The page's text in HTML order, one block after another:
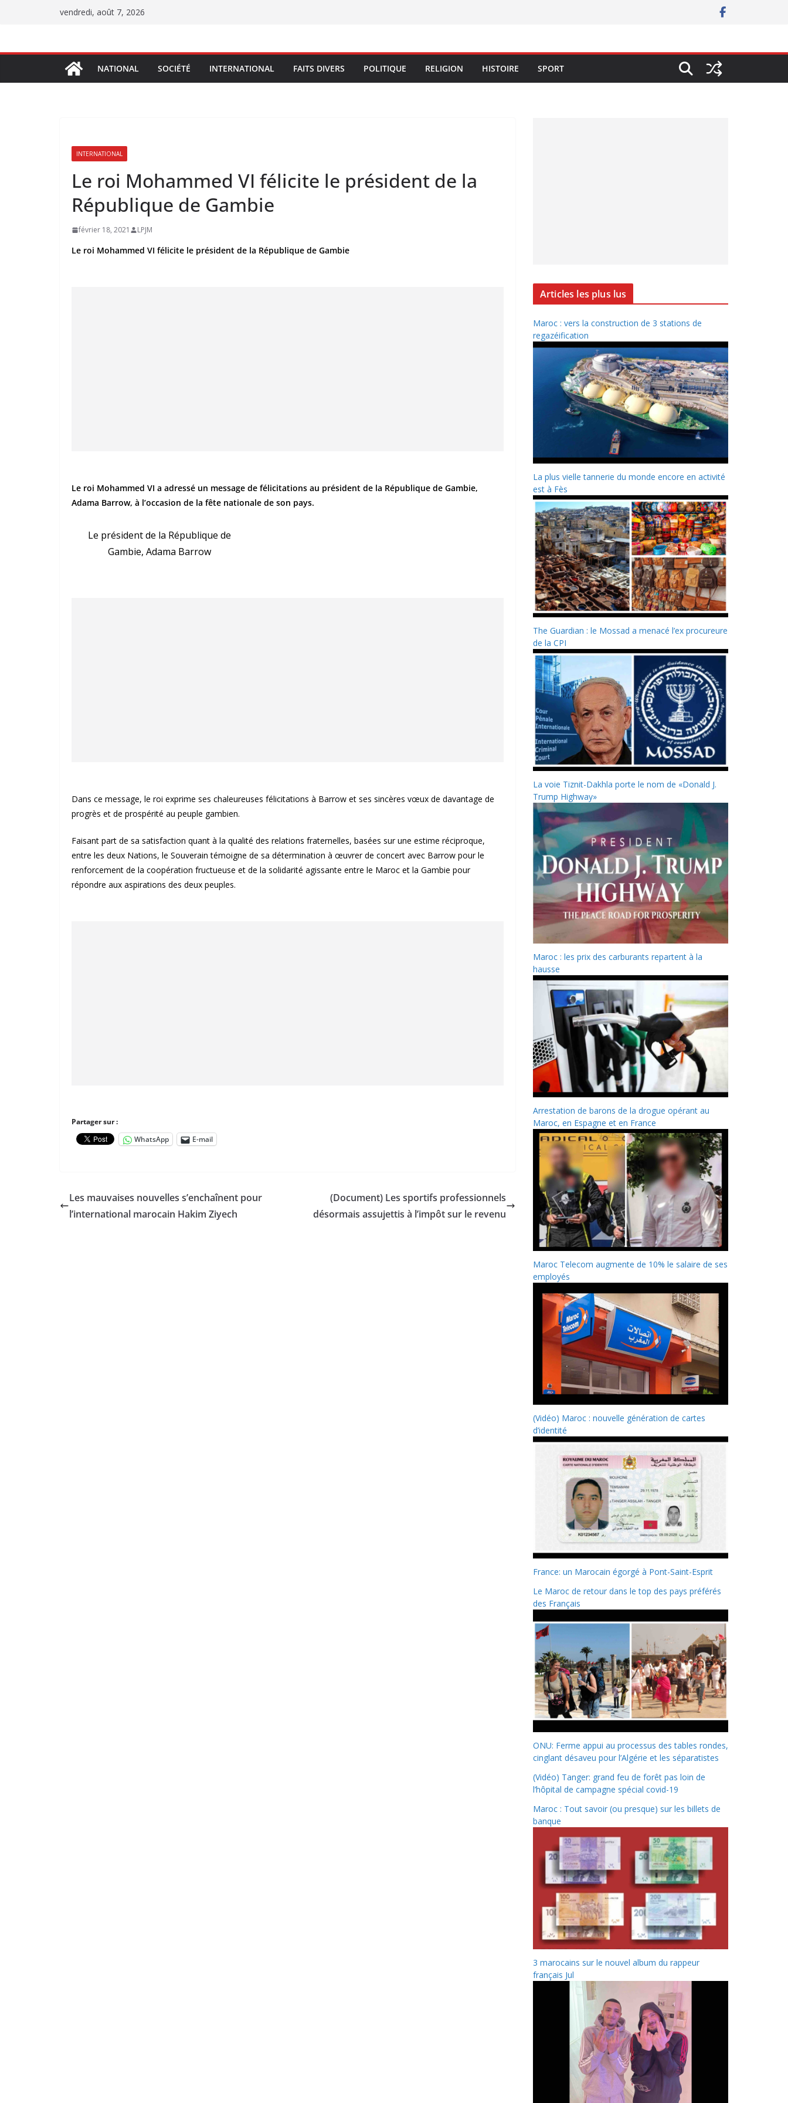
vendredi, août 7, 2026
NATIONAL SOCIÉTÉ INTERNATIONAL FAITS DIVERS POLITIQUE RELIGION HISTOIRE SPORT
INTERNATIONAL
Le roi Mohammed VI félicite le président de la
République de Gambie
février 18, 2021 LPJM
Le roi Mohammed VI félicite le président de la République de Gambie
Le roi Mohammed VI a adressé un message de félicitations au président de la République de Gambie,
Adama Barrow, à l’occasion de la fête nationale de son pays.
Le président de la République de
Gambie, Adama Barrow
Dans ce message, le roi exprime ses chaleureuses félicitations à Barrow et ses sincères vœux de davantage de
progrès et de prospérité au peuple gambien.
Faisant part de sa satisfaction quant à la qualité des relations fraternelles, basées sur une estime réciproque,
entre les deux Nations, le Souverain témoigne de sa détermination à œuvrer de concert avec Barrow pour le
renforcement de la coopération fructueuse et de la solidarité agissante entre le Maroc et la Gambie pour
répondre aux aspirations des deux peuples.
Partager sur :
WhatsApp
E-mail
Les mauvaises nouvelles s’enchaînent pour
l’international marocain Hakim Ziyech
(Document) Les sportifs professionnels
désormais assujettis à l’impôt sur le revenu
Articles les plus lus
Maroc : vers la construction de 3 stations de
regazéification
La plus vielle tannerie du monde encore en activité
est à Fès
The Guardian : le Mossad a menacé l’ex procureure
de la CPI
La voie Tiznit-Dakhla porte le nom de «Donald J.
Trump Highway»
Maroc : les prix des carburants repartent à la
hausse
Arrestation de barons de la drogue opérant au
Maroc, en Espagne et en France
Maroc Telecom augmente de 10% le salaire de ses
employés
(Vidéo) Maroc : nouvelle génération de cartes
d’identité
France: un Marocain égorgé à Pont-Saint-Esprit
Le Maroc de retour dans le top des pays préférés
des Français
ONU: Ferme appui au processus des tables rondes,
cinglant désaveu pour l’Algérie et les séparatistes
(Vidéo) Tanger: grand feu de forêt pas loin de
l’hôpital de campagne spécial covid-19
Maroc : Tout savoir (ou presque) sur les billets de
banque
3 marocains sur le nouvel album du rappeur
français Jul